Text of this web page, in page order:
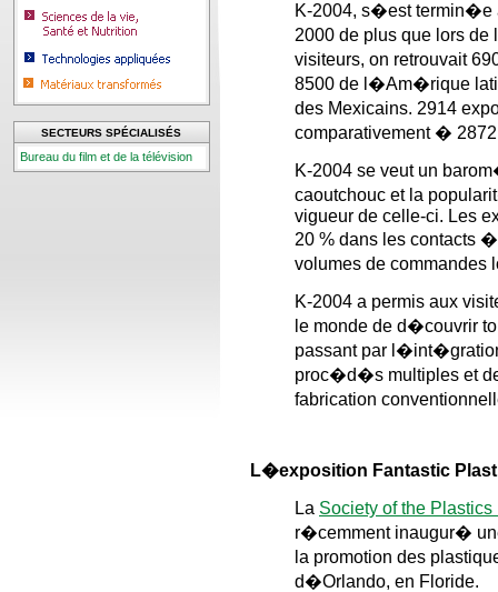
SECTEURS SPÉCIALISÉS
Bureau du film et de la télévision
K-2004, s�est termin�e
2000 de plus que lors
visiteurs, on retrouvait
8500 de l�Am�rique
des Mexicains. 2914
comparativement �
K-2004 se veut un
caoutchouc et la
vigueur de celle-ci. Les
20 % dans les contacts
volumes de commandes
K-2004 a permis aux
le monde de d�couvrir
passant par
proc�d�s multiples et
fabrication
L�exposition Fantastic
La Society of the Plastics
r�cemment inaugur�
la promotion des
d�Orlando, en Floride.